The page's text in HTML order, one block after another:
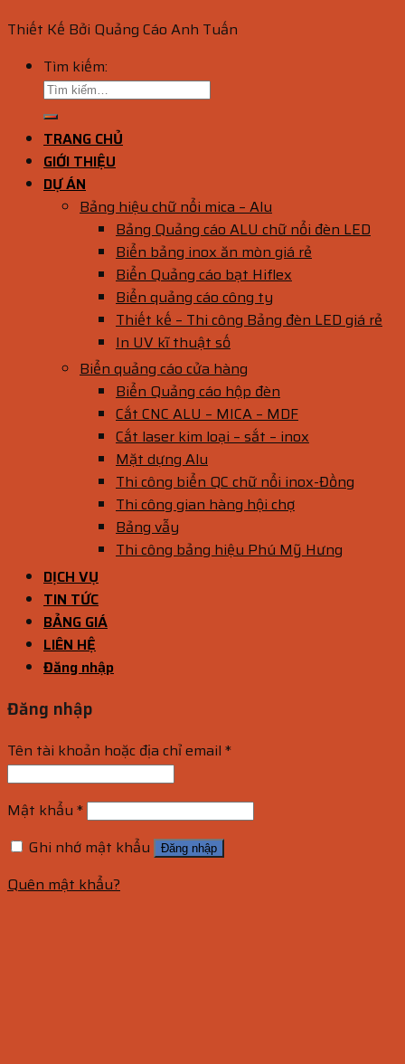
Thiết Kế Bởi Quảng Cáo Anh Tuấn
Tìm kiếm:
TRANG CHỦ
GIỚI THIỆU
DỰ ÁN
Bảng hiệu chữ nổi mica – Alu
Bảng Quảng cáo ALU chữ nổi đèn LED
Biển bảng inox ăn mòn giá rẻ
Biển Quảng cáo bạt Hiflex
Biển quảng cáo công ty
Thiết kế – Thi công Bảng đèn LED giá rẻ
In UV kĩ thuật số
Biển quảng cáo cửa hàng
Biển Quảng cáo hộp đèn
Cắt CNC ALU – MICA – MDF
Cắt laser kim loại – sắt – inox
Mặt dựng Alu
Thi công biển QC chữ nổi inox-Đồng
Thi công gian hàng hội chợ
Bảng vẫy
Thi công bảng hiệu Phú Mỹ Hưng
DỊCH VỤ
TIN TỨC
BẢNG GIÁ
LIÊN HỆ
Đăng nhập
Đăng nhập
Tên tài khoản hoặc địa chỉ email *
Mật khẩu *
Ghi nhớ mật khẩu
Đăng nhập
Quên mật khẩu?